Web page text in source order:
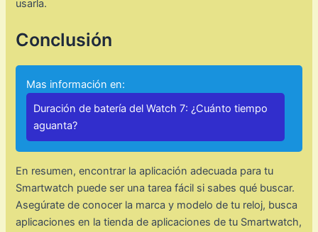
usarla.
Conclusión
Mas información en:
Duración de batería del Watch 7: ¿Cuánto tiempo
aguanta?
En resumen, encontrar la aplicación adecuada para tu
Smartwatch puede ser una tarea fácil si sabes qué buscar.
Asegúrate de conocer la marca y modelo de tu reloj, busca
aplicaciones en la tienda de aplicaciones de tu Smartwatch,